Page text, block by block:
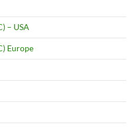
– USA
Europe